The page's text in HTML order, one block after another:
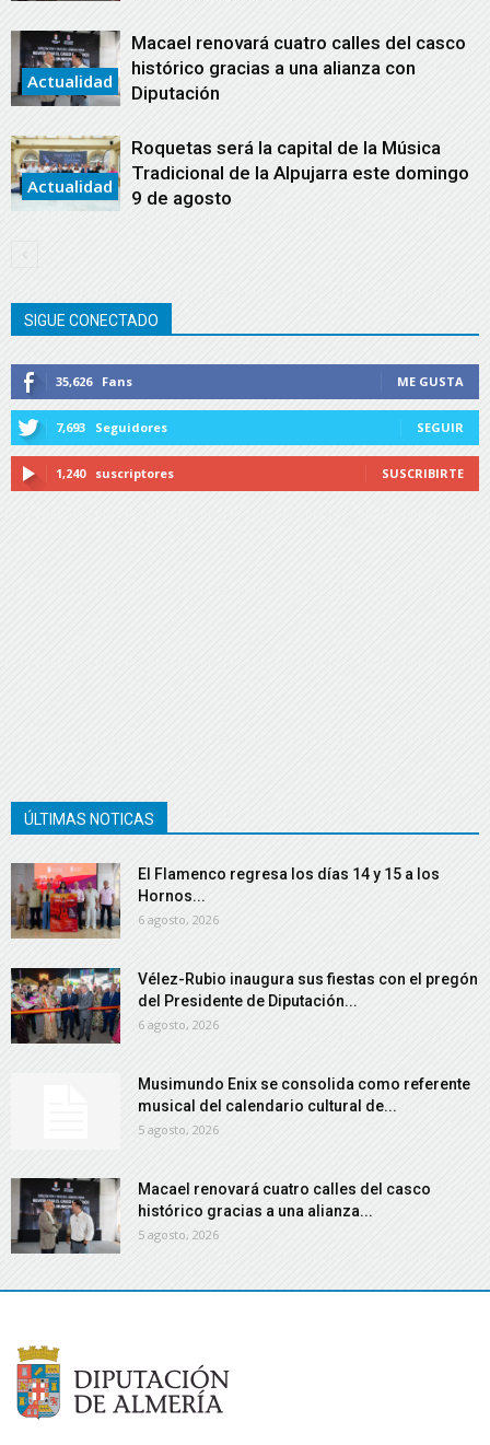
Actualidad
Macael renovará cuatro calles del casco
histórico gracias a una alianza con
Diputación
Actualidad
Roquetas será la capital de la Música
Tradicional de la Alpujarra este domingo
9 de agosto
SIGUE CONECTADO
35,626 Fans ME GUSTA
7,693 Seguidores SEGUIR
1,240 suscriptores SUSCRIBIRTE
ÚLTIMAS NOTICAS
El Flamenco regresa los días 14 y 15 a los
Hornos...
6 agosto, 2026
Vélez-Rubio inaugura sus fiestas con el pregón
del Presidente de Diputación...
6 agosto, 2026
Musimundo Enix se consolida como referente
musical del calendario cultural de...
5 agosto, 2026
Macael renovará cuatro calles del casco
histórico gracias a una alianza...
5 agosto, 2026